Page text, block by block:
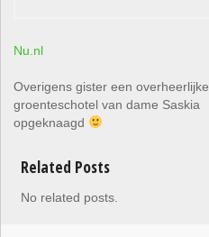
Nu.nl
Overigens gister een overheerlijke
groenteschotel van dame Saskia
opgeknaagd
Related Posts
No related posts.